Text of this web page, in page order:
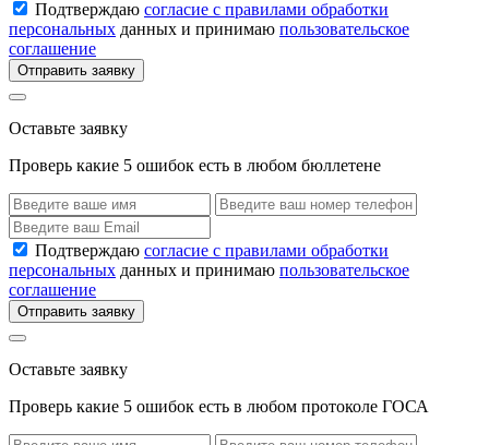
Подтверждаю согласие с правилами обработки
персональных данных и принимаю пользовательское
соглашение
Отправить заявку
Оставьте заявку
Проверь какие 5 ошибок есть в любом бюллетене
Подтверждаю согласие с правилами обработки
персональных данных и принимаю пользовательское
соглашение
Отправить заявку
Оставьте заявку
Проверь какие 5 ошибок есть в любом протоколе ГОСА